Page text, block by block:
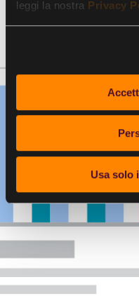
leggi la nostra Privacy
Usa solo